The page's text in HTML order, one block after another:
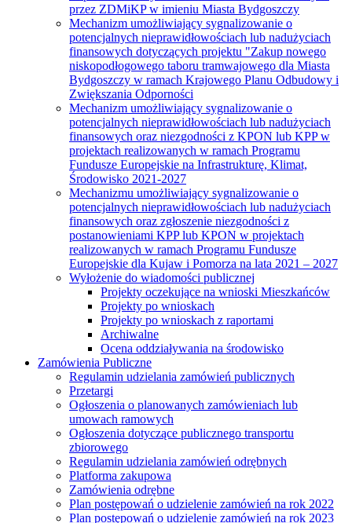
przez ZDMiKP w imieniu Miasta Bydgoszczy
Mechanizm umożliwiający sygnalizowanie o
potencjalnych nieprawidłowościach lub nadużyciach
finansowych dotyczących projektu "Zakup nowego
niskopodłogowego taboru tramwajowego dla Miasta
Bydgoszczy w ramach Krajowego Planu Odbudowy i
Zwiększania Odporności
Mechanizm umożliwiający sygnalizowanie o
potencjalnych nieprawidłowościach lub nadużyciach
finansowych oraz niezgodności z KPON lub KPP w
projektach realizowanych w ramach Programu
Fundusze Europejskie na Infrastrukturę, Klimat,
Środowisko 2021-2027
Mechanizmu umożliwiający sygnalizowanie o
potencjalnych nieprawidłowościach lub nadużyciach
finansowych oraz zgłoszenie niezgodności z
postanowieniami KPP lub KPON w projektach
realizowanych w ramach Programu Fundusze
Europejskie dla Kujaw i Pomorza na lata 2021 – 2027
Wyłożenie do wiadomości publicznej
Projekty oczekujące na wnioski Mieszkańców
Projekty po wnioskach
Projekty po wnioskach z raportami
Archiwalne
Ocena oddziaływania na środowisko
Zamówienia Publiczne
Regulamin udzielania zamówień publicznych
Przetargi
Ogłoszenia o planowanych zamówieniach lub
umowach ramowych
Ogłoszenia dotyczące publicznego transportu
zbiorowego
Regulamin udzielania zamówień odrębnych
Platforma zakupowa
Zamówienia odrębne
Plan postępowań o udzielenie zamówień na rok 2022
Plan postępowań o udzielenie zamówień na rok 2023